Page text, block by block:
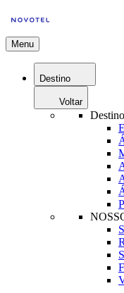
Menu
Destino
Voltar
Destino